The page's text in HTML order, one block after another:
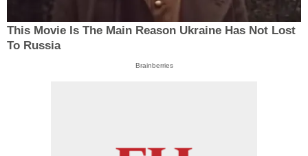
This Movie Is The Main Reason Ukraine Has Not Lost
To Russia
Brainberries